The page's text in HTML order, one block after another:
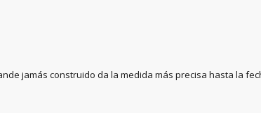
jamás construido da la medida más precisa hasta la